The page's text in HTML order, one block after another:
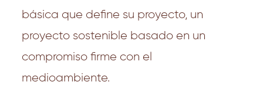
básica que define su proyecto, un
proyecto sostenible basado en un
compromiso firme con el
medioambiente.